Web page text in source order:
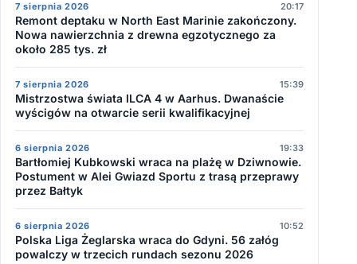
7 sierpnia 2026 20:17
Remont deptaku w North East Marinie zakończony.
Nowa nawierzchnia z drewna egzotycznego za
około 285 tys. zł
7 sierpnia 2026 15:39
Mistrzostwa świata ILCA 4 w Aarhus. Dwanaście
wyścigów na otwarcie serii kwalifikacyjnej
6 sierpnia 2026 19:33
Bartłomiej Kubkowski wraca na plażę w Dziwnowie.
Postument w Alei Gwiazd Sportu z trasą przeprawy
przez Bałtyk
6 sierpnia 2026 10:52
Polska Liga Żeglarska wraca do Gdyni. 56 załóg
powalczy w trzecich rundach sezonu 2026